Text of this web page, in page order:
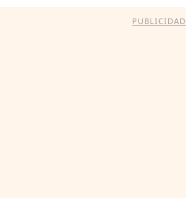
PUBLICIDAD